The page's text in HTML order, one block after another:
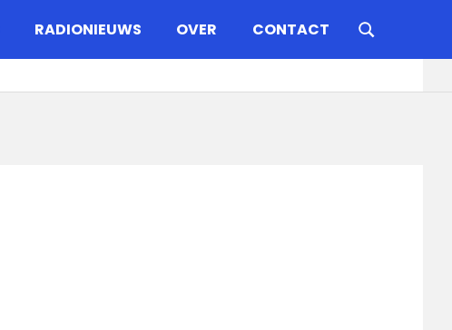
RADIONIEUWS OVER CONTACT